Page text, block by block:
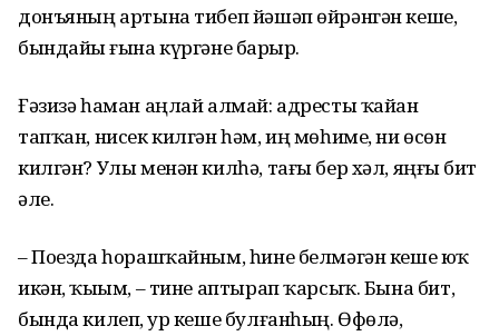
донъяның артына тибеп йәшәп өйрәнгән кеше,
бындайҙы ғына күргәне барҙыр.
Ғәзизә һаман аңлай алмай: адресты ҡайҙан
тапҡан, нисек килгән һәм, иң мөһиме, ни өсөн
килгән? Улы менән килһә, тағы бер хәл, яңғыҙ бит
әле.
– Поезда һорашҡайным, һине белмәгән кеше юҡ
икән, ҡыҙым, – тине аптырап ҡарсыҡ. Бына бит,
бында килеп, ҙур кеше булғанһың. Өфөлә,